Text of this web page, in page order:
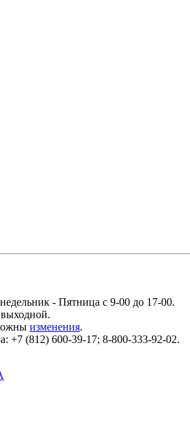
- Пятница с 9-00 до 17-00.
изменения.
+7 (812) 600-39-17; 8-800-333-92-02.